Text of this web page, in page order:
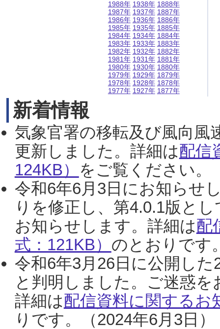
1988年
1987年
1986年
1985年
1984年
1983年
1982年
1981年
1980年
1979年
1978年
1977年
1938年
1937年
1936年
1935年
1934年
1933年
1932年
1931年
1930年
1929年
1928年
1927年
1888年
1887年
1886年
1885年
1884年
1883年
1882年
1881年
1880年
1879年
1878年
1877年
新着情報
気象官署の移転及び風向風
更新しました。詳細は配信
124KB） をご覧ください。
令和6年6月3日にお知らせ
りを修正し、第4.0.1版と
お知らせします。詳細は配
式：121KB） のとおりです
令和6年3月26日に公開し
と判明しました。ご迷惑
詳細は配信資料に関するお
りです。（2024年6月3日）